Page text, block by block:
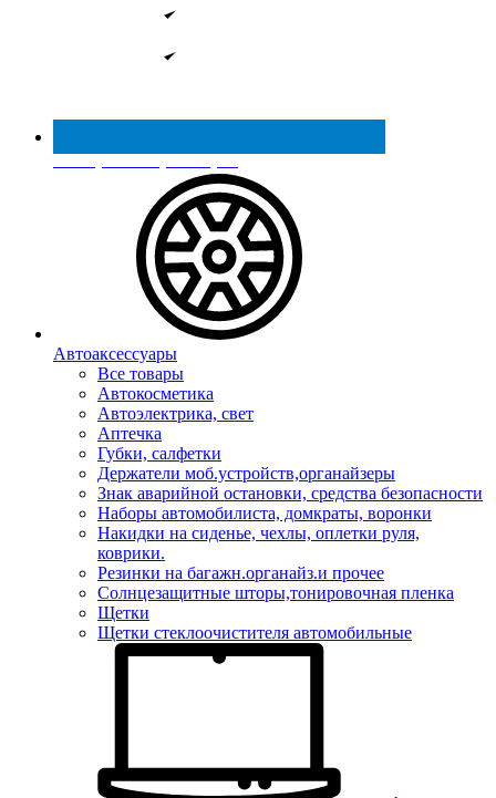
Реестр МинПромТорга
Автоаксессуары
Все товары
Автокосметика
Автоэлектрика, свет
Аптечка
Губки, салфетки
Держатели моб.устройств,органайзеры
Знак аварийной остановки, средства безопасности
Наборы автомобилиста, домкраты, воронки
Накидки на сиденье, чехлы, оплетки руля,
коврики.
Резинки на багажн.органайз.и прочее
Солнцезащитные шторы,тонировочная пленка
Щетки
Щетки стеклоочистителя автомобильные